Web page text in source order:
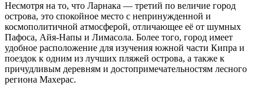
Несмотря на то, что Ларнака — третий по величие город
острова, это спокойное место с непринужденной и
космополитичной атмосферой, отличающее её от шумных
Пафоса, Айя-Напы и Лимасола. Более того, город имеет
удобное расположение для изучения южной части Кипра и
поездок к одним из лучших пляжей острова, а также к
причудливым деревням и достопримечательностям лесного
региона Махерас.